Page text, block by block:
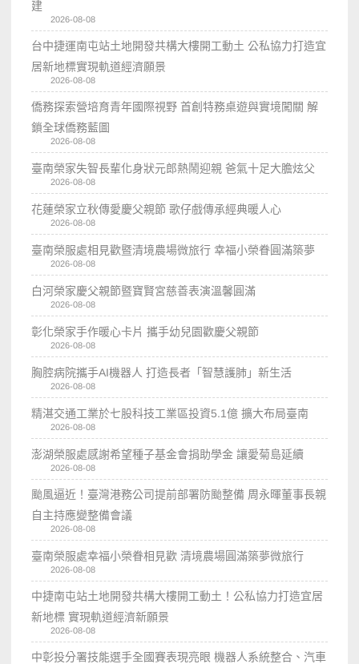
建
2026-08-08
台中捷運南屯站土地開發共構大樓開工動土 公私協力打造宜
居新地標實現軌道經濟願景
2026-08-08
僑務探索營培育青年國際視野 首創特務桌遊與實境闖關 解
鎖全球僑務藍圖
2026-08-08
臺南榮家失智長輩化身狀元郎熱鬧迎親 爸氣十足大膽炫父
2026-08-08
花蓮榮家立秋傳愛慶父親節 歌仔戲傳承經典暖人心
2026-08-08
臺南榮服處相見歡暨清境農場微旅行 幸福小榮眷圓滿築夢
2026-08-08
白河榮家慶父親節暨寶賢宮慈善表演溫馨圓滿
2026-08-08
彰化榮家手作暖心卡片 攜手幼兒園歡慶父親節
2026-08-08
胸腔病院攜手AI機器人 打造長者「智慧護肺」新生活
2026-08-08
精湛交通工業於七股科技工業區投資5.1億 擴大布局臺南
2026-08-08
澎湖榮服處感謝希望種子基金會捐助學金 讓愛菊島延續
2026-08-08
颱風逼近！臺灣港務公司提前部署防颱整備 周永暉董事長親
自主持應變整備會議
2026-08-08
臺南榮服處幸福小榮眷相見歡 清境農場圓滿築夢微旅行
2026-08-08
中捷南屯站土地開發共構大樓開工動土！公私協力打造宜居
新地標 實現軌道經濟新願景
2026-08-08
中彰投分署技能選手全國賽表現亮眼 機器人系統整合、汽車